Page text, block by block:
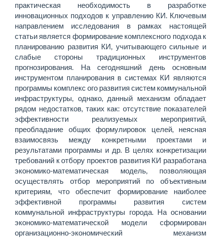
практическая необходимость в разработке
инновационных подходов к управлению КИ. Ключевым
направлением исследования в рамках настоящей
статьи является формирование комплексного подхода к
планированию развития КИ, учитывающего сильные и
слабые стороны традиционных инструментов
прогнозирования. На сегодняшний день основным
инструментом планирования в системах КИ являются
программы комплекс ого развития систем коммунальной
инфраструктуры, однако, данный механизм обладает
рядом недостатков, таких как: отсутствие показателей
эффективности реализуемых мероприятий,
преобладание общих формулировок целей, неясная
взаимосвязь между конкретными проектами и
результатами программы и др. В целях конкретизации
требований к отбору проектов развития КИ разработана
экономико-математическая модель, позволяющая
осуществлять отбор мероприятий по объективным
критериям, что обеспечит формирование наиболее
эффективной программы развития систем
коммунальной инфраструктуры города. На основании
экономико-математической модели сформирован
организационно-экономический механизм